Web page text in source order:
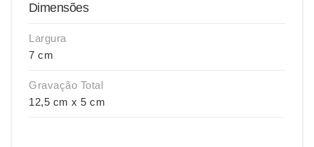
Dimensões
Largura
7 cm
Gravação Total
12,5 cm x 5 cm